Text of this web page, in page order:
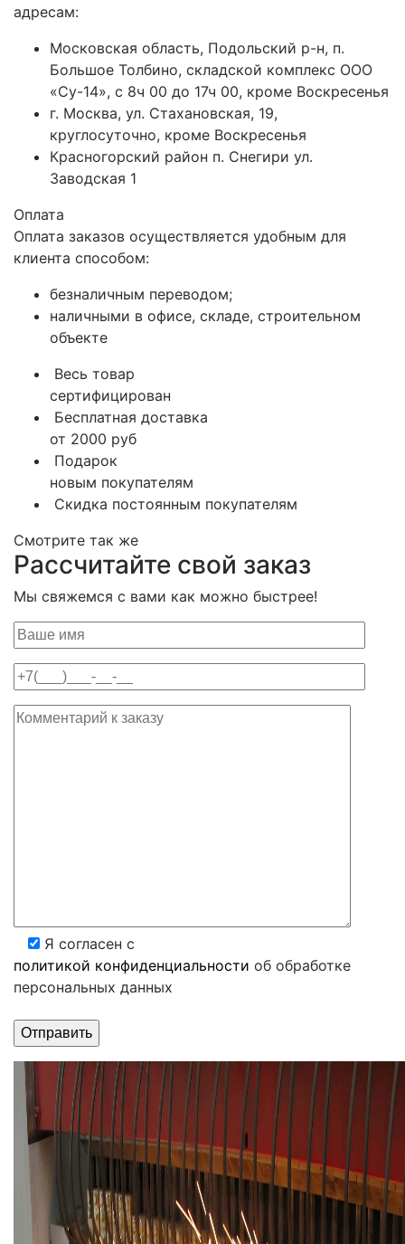
адресам:
Московская область, Подольский р-н, п.
Большое Толбино, складской комплекс ООО
«Су-14», с 8ч 00 до 17ч 00, кроме Воскресенья
г. Москва, ул. Стахановская, 19,
круглосуточно, кроме Воскресенья
Красногорский район п. Снегири ул.
Заводская 1
Оплата
Оплата заказов осуществляется удобным для
клиента способом:
безналичным переводом;
наличными в офисе, складе, строительном
объекте
Весь товар
сертифицирован
Бесплатная доставка
от 2000 руб
Подарок
новым покупателям
Скидка постоянным покупателям
Смотрите так же
Рассчитайте свой заказ
Мы свяжемся с вами как можно быстрее!
Я согласен с
политикой конфиденциальности об обработке
персональных данных